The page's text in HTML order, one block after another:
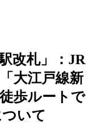
改札」：JR
大江戸線新
歩ルートで
いて